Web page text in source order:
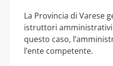
La Provincia di Varese
istruttori
questo caso,
l’ente competente.